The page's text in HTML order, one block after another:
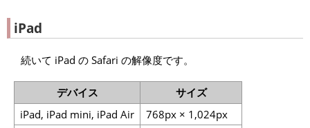
iPad
続いて iPad の Safari の解像度です。
デバイス
サイズ
iPad, iPad mini, iPad Air
768px × 1,024px